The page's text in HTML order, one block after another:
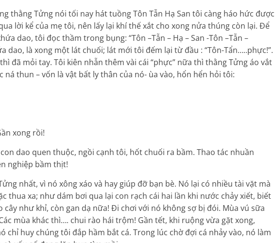
thằng Tửng nói tối nay hát tuồng Tôn Tẫn Hạ San tôi càng háo hức được
lời kể của mẹ tôi, nên lấy lại khí thế xắt cho xong nửa thúng còn lại. Để
dao, tôi đọc thầm trong bụng: “Tôn –Tẫn – Hạ – San -Tôn –Tẫn –
dao, là xong một lát chuối; lát mới tôi đếm lại từ đầu : “Tôn-Tẩn…..phực!”.
đã mỏi tay. Tôi kiên nhẫn thêm vài cái “phực” nữa thì thằng Tửng áo vắt
ná thun – vốn là vật bất ly thân của nó- ùa vào, hổn hển hỏi tôi:
xong rồi!
dao quen thuộc, ngồi cạnh tôi, hốt chuối ra bầm. Thao tác nhuần
nghiệp bầm thịt!
nhất, vì nó xông xáo và hay giúp đỡ bạn bè. Nó lại có nhiều tài vặt mà
thua xa; như dám bơi qua lại con rạch cái hai lần khi nước chảy xiết, biết
cây như khỉ, còn gan dạ nữa! Đi chơi với nó không sợ bị đói. Mùa vú sữa
mùa khác thì…. chui rào hái trộm! Gần tết, khi ruộng vừa gặt xong,
chỉ huy chúng tôi đắp hầm bắt cá. Trong lúc chờ đợi cá nhảy vào, nó làm